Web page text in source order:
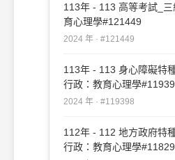
113年 - 113 高等考試_
育心理學#121449
2024 年 · #121449
113年 - 113 身心障礙特
行政：教育心理學
2024 年 · #119398
112年 - 112 地方政府特
行政：教育心理學